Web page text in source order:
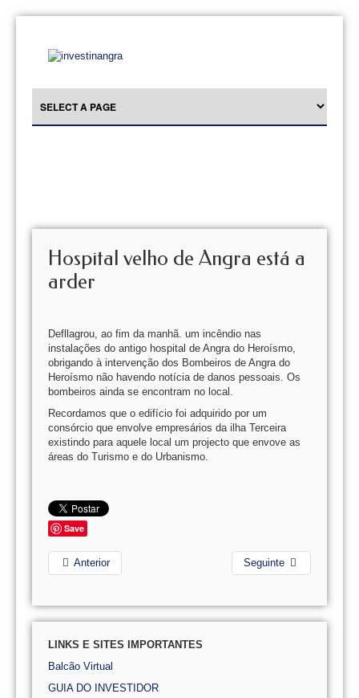
Hospital velho de Angra está a
arder
Defllagrou, ao fim da manhã. um incêndio nas
instalações do antigo hospital de Angra do Heroísmo,
obrigando à intervenção dos Bombeiros de Angra do
Heroísmo não havendo notícia de danos pessoais. Os
bombeiros ainda se encontram no local.
Recordamos que o edifício foi adquirido por um
consórcio que envolve empresários da ilha Terceira
existindo para aquele local um projecto que envove as
áreas do Turismo e do Urbanismo.
Save
Anterior Seguinte
LINKS E SITES IMPORTANTES
Balcão Virtual
GUIA DO INVESTIDOR